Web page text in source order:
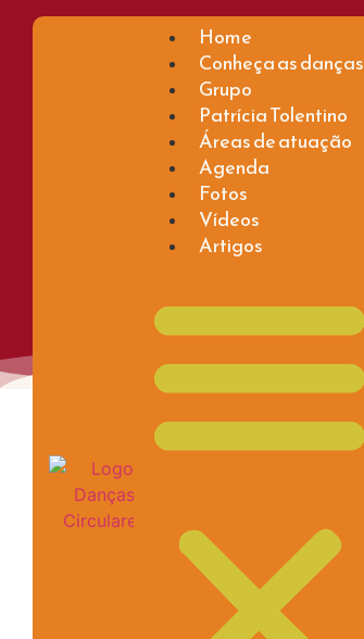
Home
Conheça as danças
Grupo
Patrícia Tolentino
Áreas de atuação
Agenda
Fotos
Vídeos
Artigos
maio 8, 2022